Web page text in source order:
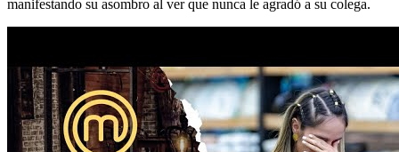
manifestando su asombro al ver que nunca le agradó a su colega.